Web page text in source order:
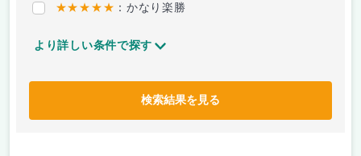
★★★★★ ：かなり楽勝
より詳しい条件で探す
検索結果を見る